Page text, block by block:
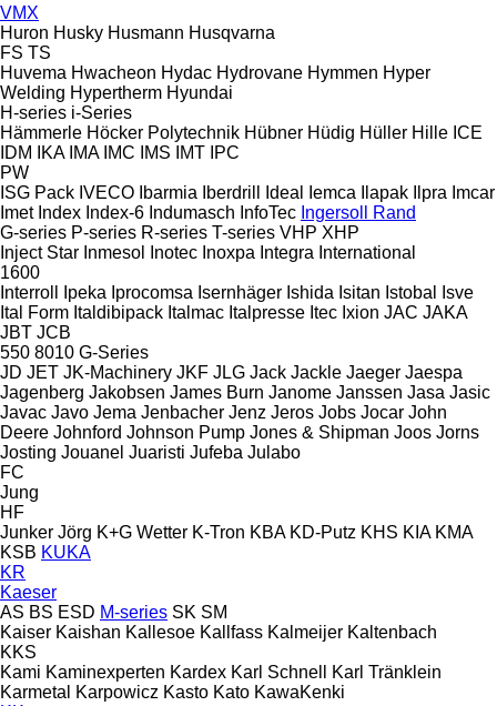
VMX
Huron Husky Husmann Husqvarna
FS TS
Huvema Hwacheon Hydac Hydrovane Hymmen Hyper
Welding Hypertherm Hyundai
H-series i-Series
Hämmerle Höcker Polytechnik Hübner Hüdig Hüller Hille ICE
IDM
IKA IMA IMC IMS IMT IPC
PW
ISG Pack IVECO Ibarmia Iberdrill Ideal Iemca Ilapak Ilpra Imcar
Imet Index Index-6 Indumasch InfoTec Ingersoll Rand
G-series P-series R-series T-series VHP XHP
Inject Star Inmesol Inotec Inoxpa Integra International
1600
Interroll
Ipeka Iprocomsa Isernhäger Ishida Isitan Istobal
Isve
Ital Form Italdibipack Italmac Italpresse Itec Ixion JAC JAKA
JBT JCB
550 8010 G-Series
JD JET JK-Machinery JKF JLG Jack Jackle Jaeger Jaespa
Jagenberg Jakobsen James Burn Janome Janssen Jasa Jasic
Javac Javo Jema Jenbacher Jenz Jeros Jobs Jocar John
Deere Johnford Johnson Pump Jones & Shipman Joos Jorns
Josting Jouanel Juaristi Jufeba Julabo
FC
Jung
HF
Junker Jörg K+G Wetter K-Tron KBA KD-Putz KHS KIA KMA
KSB KUKA
KR
Kaeser
AS BS ESD M-series SK SM
Kaiser Kaishan Kallesoe Kallfass Kalmeijer Kaltenbach
KKS
Kami Kaminexperten Kardex Karl Schnell
Karl Tränklein
Karmetal
Karpowicz Kasto Kato KawaKenki